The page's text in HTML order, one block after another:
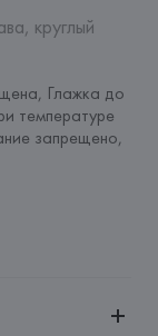
круглый
Глажка до
температуре
запрещено,